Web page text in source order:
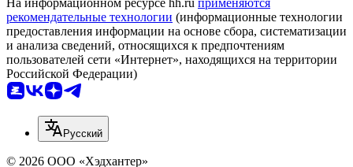
На информационном ресурсе hh.ru применяются
рекомендательные технологии (информационные технологии
предоставления информации на основе сбора, систематизации
и анализа сведений, относящихся к предпочтениям
пользователей сети «Интернет», находящихся на территории
Российской Федерации)
Русский
© 2026 ООО «Хэдхантер»